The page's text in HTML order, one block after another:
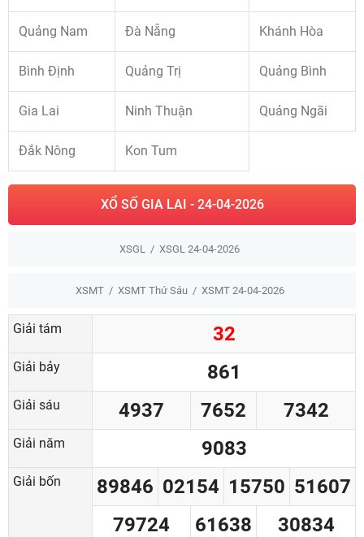
Quảng Nam Đà Nẵng Khánh Hòa
Bình Định Quảng Trị Quảng Bình
Gia Lai Ninh Thuận Quảng Ngãi
Đắk Nông Kon Tum
XỔ SỐ GIA LAI - 24-04-2026
XSGL XSGL 24-04-2026
XSMT XSMT Thứ Sáu XSMT 24-04-2026
Giải tám 32
Giải bảy 861
Giải sáu 4937 7652 7342
Giải năm 9083
Giải bốn 89846 02154 15750 51607
79724
61638 30834